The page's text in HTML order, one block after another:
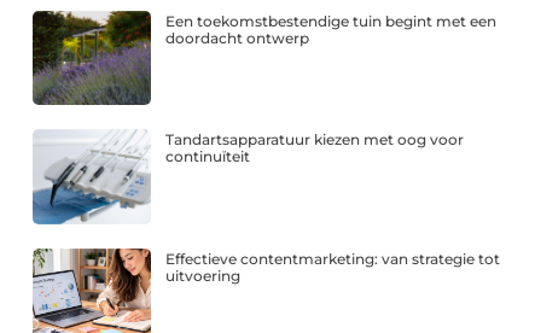
Een toekomstbestendige tuin begint met een
doordacht ontwerp
Tandartsapparatuur kiezen met oog voor
continuïteit
Effectieve contentmarketing: van strategie tot
uitvoering